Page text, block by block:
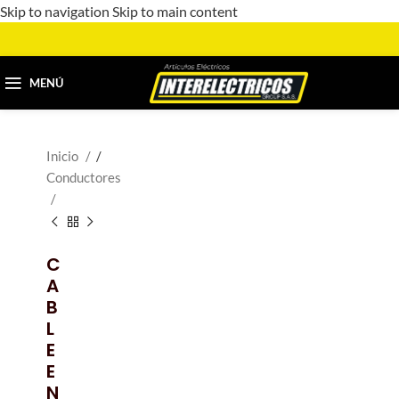
Skip to navigation Skip to main content
MENÚ
Inicio
/
Conductores
C
A
B
L
E
E
N